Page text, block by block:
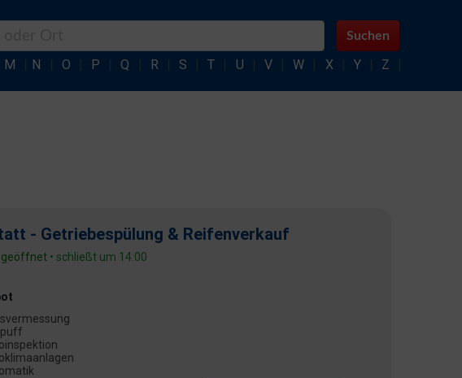
Suchen
M N O P Q R S T U V W X Y Z
- Getriebespülung & Reifenverkauf
• schließt um 14:00